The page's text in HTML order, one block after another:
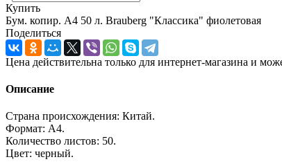
Купить
Бум. копир. А4 50 л. Brauberg "Классика" фиолетовая
Поделиться
Цена действительна только для интернет-магазина и
Описание
Страна происхождения: Китай.
Формат: А4.
Количество листов: 50.
Цвет: черный.